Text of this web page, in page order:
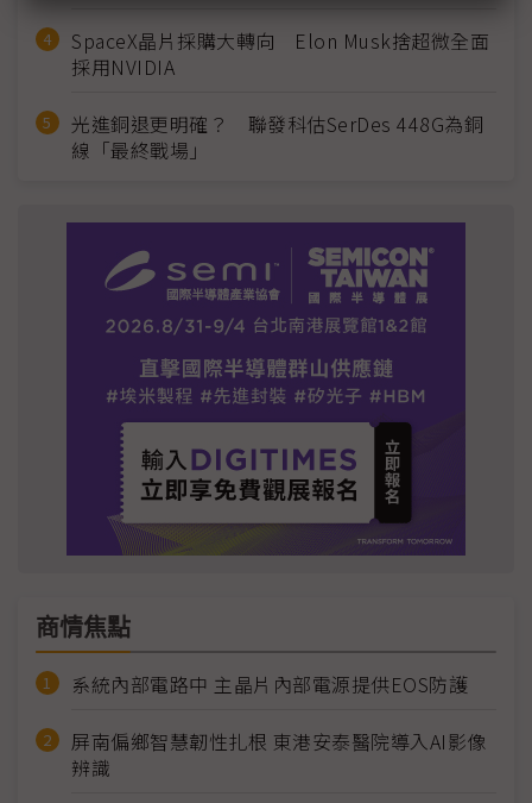
SpaceX晶片採購大轉向 Elon Musk捨超微全面
採用NVIDIA
光進銅退更明確？ 聯發科估SerDes 448G為銅
線「最終戰場」
商情焦點
系統內部電路中 主晶片內部電源提供EOS防護
屏南偏鄉智慧韌性扎根 東港安泰醫院導入AI影像
辨識